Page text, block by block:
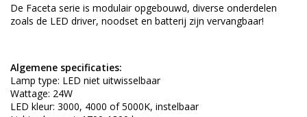
De Faceta serie is modulairopgebouwd, diverse onderdelen
zoals de LED driver, noodset en batterij zijn vervangbaar!
Algemene specificaties:
Lamp type: LED niet uitwisselbaar
Wattage: 24W
LED kleur: 3000, 4000 of 5000K, instelbaar